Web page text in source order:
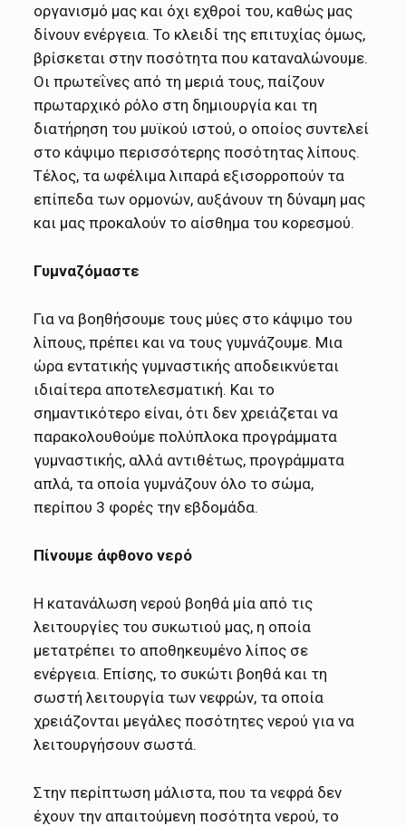
οργανισμό μας και όχι εχθροί του, καθώς μας
δίνουν ενέργεια. Το κλειδί της επιτυχίας όμως,
βρίσκεται στην ποσότητα που καταναλώνουμε.
Οι πρωτεΐνες από τη μεριά τους, παίζουν
πρωταρχικό ρόλο στη δημιουργία και τη
διατήρηση του μυϊκού ιστού, ο οποίος συντελεί
στο κάψιμο περισσότερης ποσότητας λίπους.
Τέλος, τα ωφέλιμα λιπαρά εξισορροπούν τα
επίπεδα των ορμονών, αυξάνουν τη δύναμη μας
και μας προκαλούν το αίσθημα του κορεσμού.
Γυμναζόμαστε
Για να βοηθήσουμε τους μύες στο κάψιμο του
λίπους, πρέπει και να τους γυμνάζουμε. Μια
ώρα εντατικής γυμναστικής αποδεικνύεται
ιδιαίτερα αποτελεσματική. Και το
σημαντικότερο είναι, ότι δεν χρειάζεται να
παρακολουθούμε πολύπλοκα προγράμματα
γυμναστικής, αλλά αντιθέτως, προγράμματα
απλά, τα οποία γυμνάζουν όλο το σώμα,
περίπου 3 φορές την εβδομάδα.
Πίνουμε άφθονο νερό
Η κατανάλωση νερού βοηθά μία από τις
λειτουργίες του συκωτιού μας, η οποία
μετατρέπει το αποθηκευμένο λίπος σε
ενέργεια. Επίσης, το συκώτι βοηθά και τη
σωστή λειτουργία των νεφρών, τα οποία
χρειάζονται μεγάλες ποσότητες νερού για να
λειτουργήσουν σωστά.
Στην περίπτωση μάλιστα, που τα νεφρά δεν
έχουν την απαιτούμενη ποσότητα νερού, το